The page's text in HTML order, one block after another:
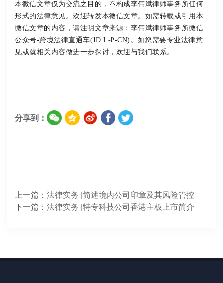
本微信文章仅为交流之目的，不构成李伟斌律师事务所任何
形式的法律意见。欢迎转发本微信文章。 如需转载或引用本
微信文章的内容，请注明文章来源： 李伟斌律师事务所微信
公众号-跨境法律直通车(ID:L-P-CN)。 如您需要专业法律意
见或就相关内容做进一步探讨，欢迎与我们联系。
分享到：
上一篇： 法律实务 |简述境内公司印章及其风险管控
下一篇： ​​法律实务 |特专科技公司香港主板上市简介